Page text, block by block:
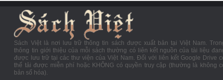
Sách Việt là nơi lưu trữ thông tin sách được xuất bản tại Việt Nam.
thông tin giới thiệu của mỗi sách thường có liên kết nguồn của tài liệu
được lưu trữ tại các thư viện của Việt Nam. Đối với liên kết Google Drive
thể tải được miễn phí hoặc KHÔNG có quyền truy cập (thường là không
bản số hóa).